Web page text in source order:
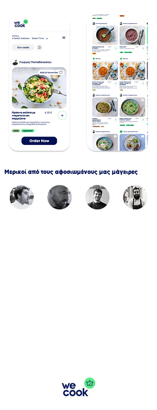
Μερικοί από τους αφοσιωμένους μας μάγειρες